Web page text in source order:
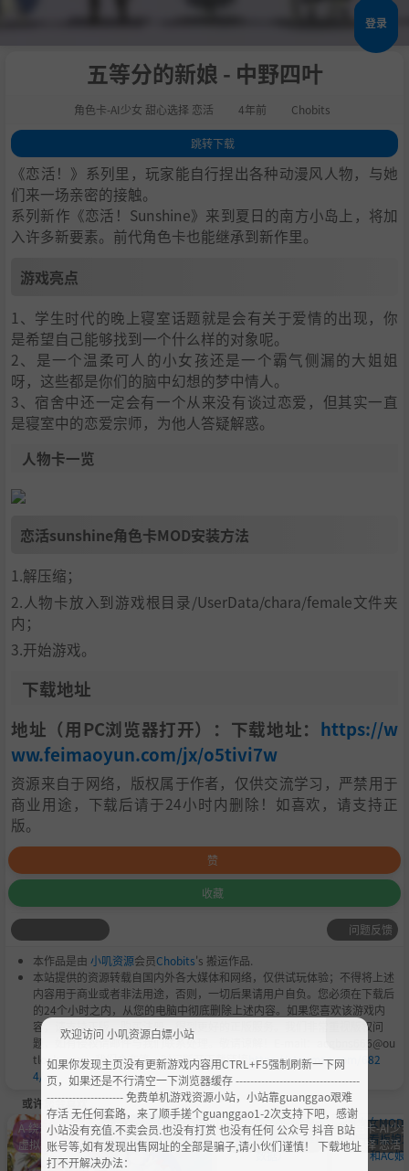
登录
五等分的新娘 - 中野四叶
角色卡-AI少女 甜心选择 恋活 4年前 Chobits
跳转下载
1.游戏亮点
2.人物卡一览
3.恋活sunshine角色卡MOD安装方法
4.下载地址
《恋活！》系列里，玩家能自行捏出各种动漫风人物，与她
们来一场亲密的接触。
系列新作《恋活！Sunshine》来到夏日的南方小岛上，将加
入许多新要素。前代角色卡也能继承到新作里。
游戏亮点
1、学生时代的晚上寝室话题就是会有关于爱情的出现，你
是希望自己能够找到一个什么样的对象呢。
2、是一个温柔可人的小女孩还是一个霸气侧漏的大姐姐
呀，这些都是你们的脑中幻想的梦中情人。
3、宿舍中还一定会有一个从来没有谈过恋爱，但其实一直
是寝室中的恋爱宗师，为他人答疑解惑。
人物卡一览
恋活sunshine角色卡MOD安装方法
1.解压缩；
2.人物卡放入到游戏根目录/UserData/chara/female文件夹
内；
3.开始游戏。
下载地址
地址（用PC浏览器打开）：下载地址： https://w
ww.feimaoyun.com/jx/o5tivi7w
资源来自于网络，版权属于作者，仅供交流学习，严禁用于
商业用途，下载后请于24小时内删除！如喜欢，请支持正
版。
赞
收藏
问题反馈
本作品是由 小叽资源会员Chobits's 搬运作品.
本站提供的资源转载自国内外各大媒体和网络，仅供试玩体验；不得将上述
内容用于商业或者非法用途，否则，一切后果请用户自负。您必须在下载后
的24个小时之内，从您的电脑中彻底删除上述内容。如果您喜欢该游戏内
容，请支持正版，购买注册，得到更好的正版服务。我们非常重视版权问
题，如有侵权请邮件与我们联系处理。敬请谅解！E-mail：acgbns666@ou
tlook.com，我们会在第一时间断开下载链接 https://steamzg.com/682
4/ 。
或许您会喜欢
A-绕过D加密
虚拟机
角色卡-AI少女 甜心
选择 恋活
角色卡-AI少女 甜
心选择 恋活
角色卡-AI少
心选择 恋活
欢迎访问 小叽资源白嫖小站
如果你发现主页没有更新游戏内容用CTRL+F5强制刷新一下网
页，如果还是不行清空一下浏览器缓存 ----------------------------------
--------------------- 免费单机游戏资源小站，小站靠guanggao艰难
存活 无任何套路，来了顺手搓个guanggao1-2次支持下吧，感谢
小站没有充值.不卖会员.也没有打赏 也没有任何 公众号 抖音 B站
账号等,如有发现出售网址的全部是骗子,请小伙们谨慎！ 下载地址
打不开解决办法：